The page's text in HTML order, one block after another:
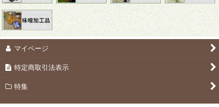
マイページ
特定商取引法表示
特集